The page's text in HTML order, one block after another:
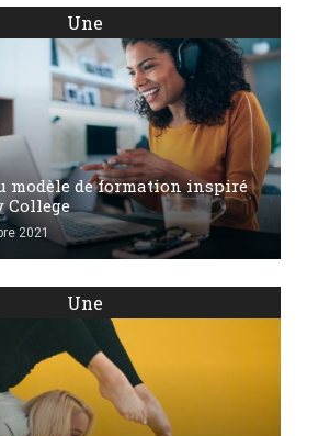
Une
modèle de formation inspiré
College
2021
Une